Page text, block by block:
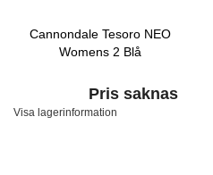
Cannondale Tesoro NEO
Womens 2 Blå
Pris saknas
Visa lagerinformation